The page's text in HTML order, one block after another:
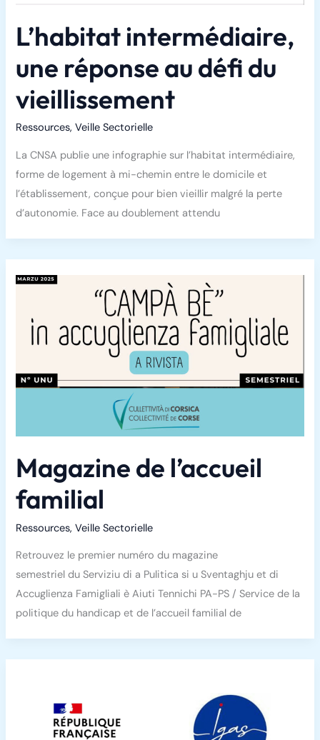
L’habitat intermédiaire,
une réponse au défi du
vieillissement
Ressources,Veille Sectorielle
La CNSA publie une infographie sur l’habitat intermédiaire,
forme de logement à mi-chemin entre le domicile et
l’établissement, conçue pour bien vieillir malgré la perte
d’autonomie. Face au doublement attendu
Magazine de l’accueil
familial
Ressources,Veille Sectorielle
Retrouvez le premier numéro du magazine
semestriel du Serviziu di a Pulitica si u Sventaghju et di
Accuglienza Famigliali è Aiuti Tennichi PA-PS / Service de la
politique du handicap et de l’accueil familial de